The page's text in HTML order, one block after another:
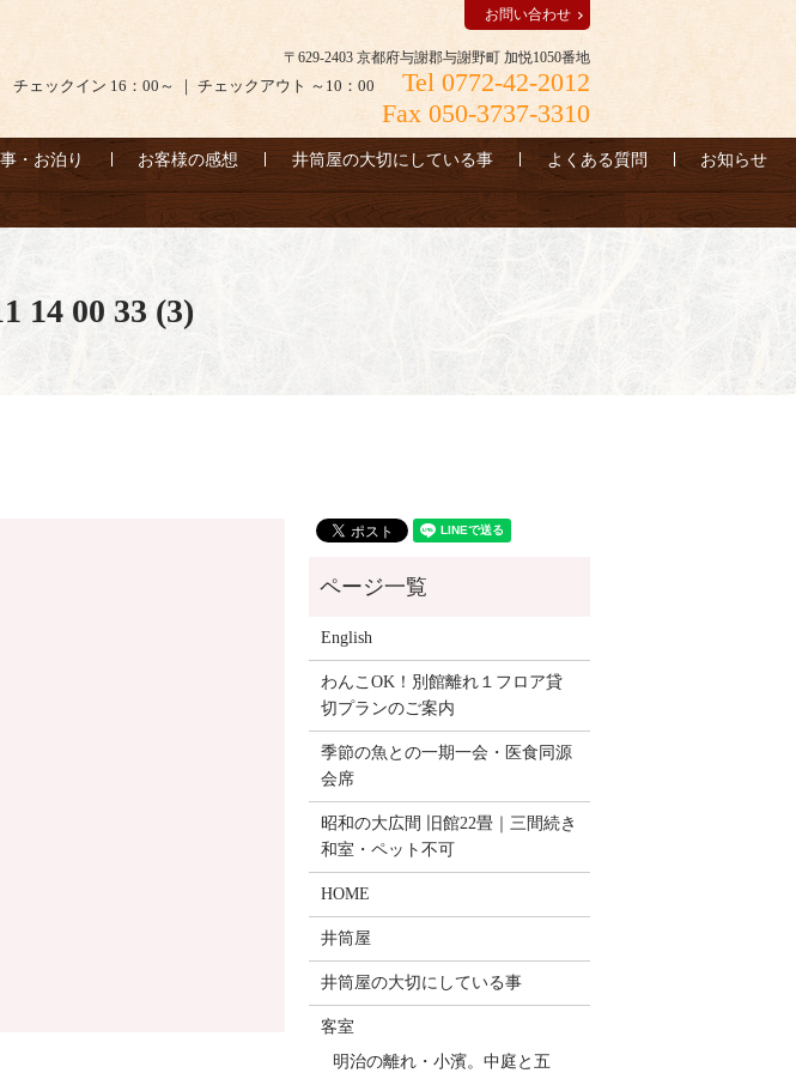
〒629-2403 京都府与謝郡与謝野町 加悦1050番地
チェックイン 16：00～ ｜ チェックアウト ～10：00
Tel 0772-42-2012
Fax 050-3737-3310
お問い合わせ
・お泊り お客様の感想 井筒屋の大切にしている事 よくある質問 お知らせ
14 00 33 (3)
English
わんこOK！別館離れ１フロア貸
切プランのご案内
季節の魚との一期一会・医食同源
会席
昭和の大広間 旧館22畳｜三間続き
和室・ペット不可
HOME
井筒屋
井筒屋の大切にしている事
客室
明治の離れ・小濱。中庭と五